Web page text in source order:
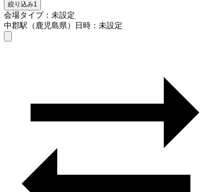
絞り込み1
会場タイプ：未設定
中郡駅（鹿児島県）
日時：未設定